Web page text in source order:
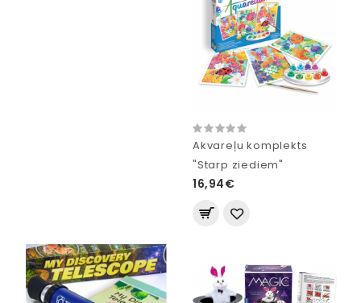
Akvareļu komplekts
"Starp ziediem"
16,94€